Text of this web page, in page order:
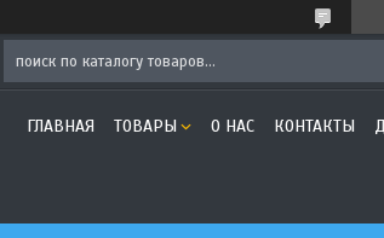
ГЛАВНАЯ ТОВАРЫ О НАС КОНТАКТЫ